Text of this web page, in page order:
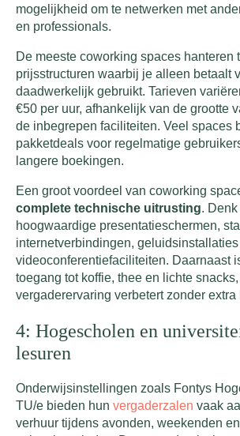
mogelijkheid om te netwerken met
en professionals.
De meeste coworking spaces hanteren
prijsstructuren waarbij je alleen betaalt
daadwerkelijk gebruikt. Tarieven
€50 per uur, afhankelijk van de grootte
de inbegrepen faciliteiten. Veel spaces
pakketdeals voor regelmatige
langere boekingen.
Een groot voordeel van coworking
complete technische uitrusting. Denk
hoogwaardige presentatieschermen,
internetverbindingen,
videoconferentiefaciliteiten. Daarnaast
toegang tot koffie, thee en lichte
vergaderervaring verbetert zonder extra
4: Hogescholen en
lesuren
Onderwijsinstellingen zoals Fontys
TU/e bieden hun vergaderzalen vaak
verhuur tijdens avonden, weekenden en